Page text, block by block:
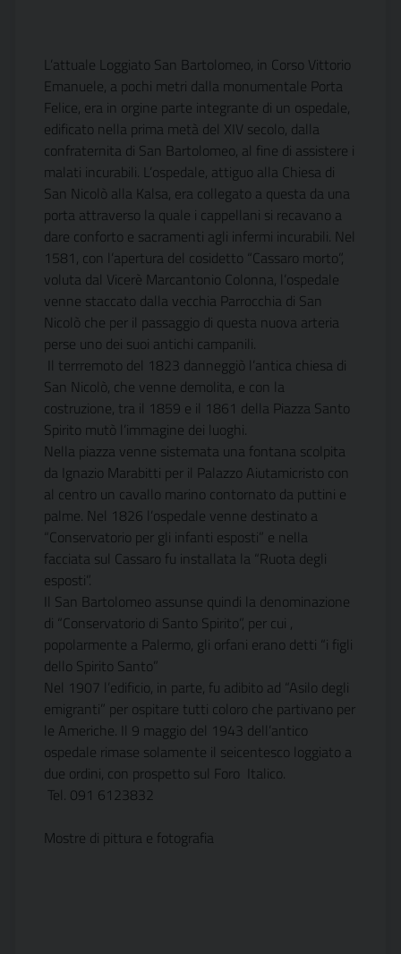
L’attuale Loggiato San Bartolomeo, in Corso Vittorio
Emanuele, a pochi metri dalla monumentale Porta
Felice, era in orgine parte integrante di un ospedale,
edificato nella prima metà del XIV secolo, dalla
confraternita di San Bartolomeo, al fine di assistere i
malati incurabili. L’ospedale, attiguo alla Chiesa di
San Nicolò alla Kalsa, era collegato a questa da una
porta attraverso la quale i cappellani si recavano a
dare conforto e sacramenti agli infermi incurabili. Nel
1581, con l’apertura del cosidetto “Cassaro morto”,
voluta dal Vicerè Marcantonio Colonna, l’ospedale
venne staccato dalla vecchia Parrocchia di San
Nicolò che per il passaggio di questa nuova arteria
perse uno dei suoi antichi campanili.
Il terrremoto del 1823 danneggiò l’antica chiesa di
San Nicolò, che venne demolita, e con la
costruzione, tra il 1859 e il 1861 della Piazza Santo
Spirito mutò l’immagine dei luoghi.
Nella piazza venne sistemata una fontana scolpita
da Ignazio Marabitti per il Palazzo Aiutamicristo con
al centro un cavallo marino contornato da puttini e
palme. Nel 1826 l’ospedale venne destinato a
“Conservatorio per gli infanti esposti” e nella
facciata sul Cassaro fu installata la “Ruota degli
esposti”.
Il San Bartolomeo assunse quindi la denominazione
di “Conservatorio di Santo Spirito”, per cui ,
popolarmente a Palermo, gli orfani erano detti “i figli
dello Spirito Santo”
Nel 1907 l’edificio, in parte, fu adibito ad “Asilo degli
emigranti” per ospitare tutti coloro che partivano per
le Americhe. Il 9 maggio del 1943 dell’antico
ospedale rimase solamente il seicentesco loggiato a
due ordini, con prospetto sul Foro Italico.
Tel. 091 6123832
Mostre di pittura e fotografia